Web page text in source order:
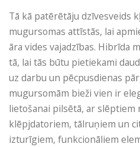
Tā kā patērētāju dzīvesveids
mugursomas attīstās, lai
āra vides vajadzības. Hibrīda
tā, lai tās būtu pietiekami
uz darbu un pēcpusdienas
mugursomām bieži vien ir
lietošanai pilsētā, ar slēptiem
klēpjdatoriem, tālruņiem un
izturīgiem, funkcionāliem